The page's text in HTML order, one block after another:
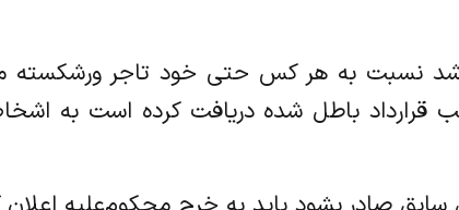
شده باشد نسبت به هر کس حتی خود تاجر
قرارداد باطل شده دریافت کرده است به